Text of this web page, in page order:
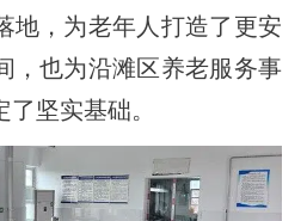
地，为老年人打造了更安
，也为沿滩区养老服务事
坚实基础。